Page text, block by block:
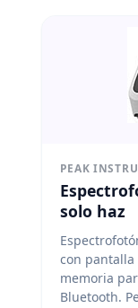
PEAK
solo haz
con pantalla
memoria
Bluetooth.